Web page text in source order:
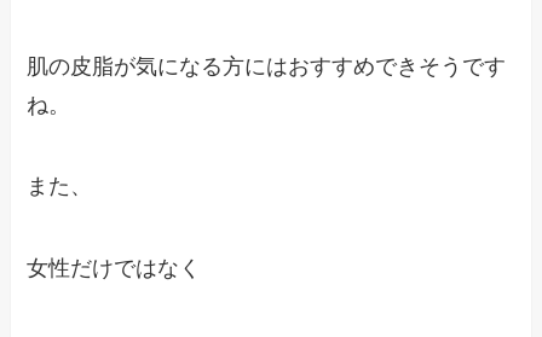
肌の皮脂が気になる方にはおすすめできそうです
ね。
また、
女性だけではなく